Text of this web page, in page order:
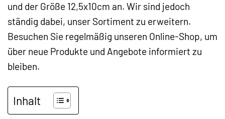
und der Größe 12,5x10cm an. Wir sind jedoch
ständig dabei, unser Sortiment zu erweitern.
Besuchen Sie regelmäßig unseren Online-Shop, um
über neue Produkte und Angebote informiert zu
bleiben.
Inhalt